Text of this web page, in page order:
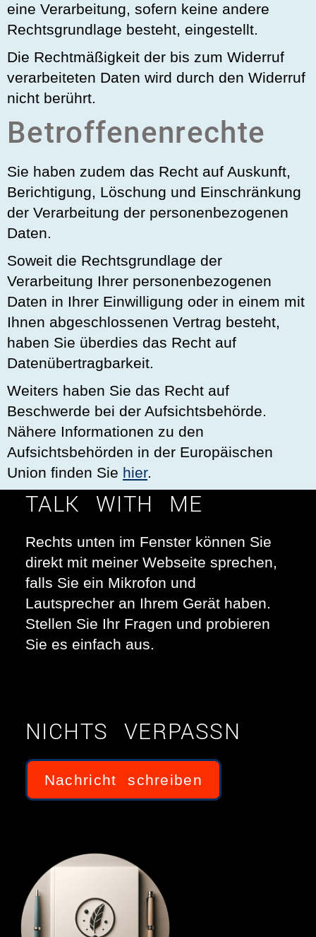
eine Verarbeitung, sofern keine andere
Rechtsgrundlage besteht, eingestellt.
Die Rechtmäßigkeit der bis zum Widerruf
verarbeiteten Daten wird durch den Widerruf
nicht berührt.
Betroffenenrechte
Sie haben zudem das Recht auf Auskunft,
Berichtigung, Löschung und Einschränkung
der Verarbeitung der personenbezogenen
Daten.
Soweit die Rechtsgrundlage der
Verarbeitung Ihrer personenbezogenen
Daten in Ihrer Einwilligung oder in einem mit
Ihnen abgeschlossenen Vertrag besteht,
haben Sie überdies das Recht auf
Datenübertragbarkeit.
Weiters haben Sie das Recht auf
Beschwerde bei der Aufsichtsbehörde.
Nähere Informationen zu den
Aufsichtsbehörden in der Europäischen
Union finden Sie hier.
TALK WITH ME
Rechts unten im Fenster können Sie
direkt mit meiner Webseite sprechen,
falls Sie ein Mikrofon und
Lautsprecher an Ihrem Gerät haben.
Stellen Sie Ihr Fragen und probieren
Sie es einfach aus.
NICHTS VERPASSN
Nachricht schreiben